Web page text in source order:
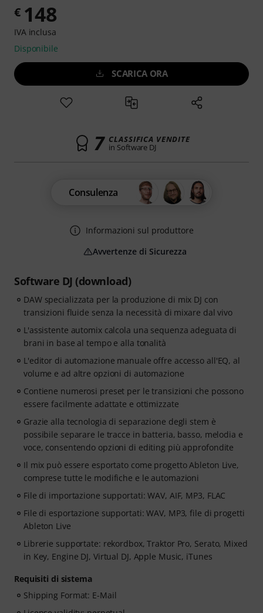
Software DJ (download)
DAW specializzata per la produzione di mix DJ con
transizioni fluide senza la necessità di mixare dal vivo
L'assistente automix calcola una sequenza adeguata di
brani in base al tempo e alla tonalità
L'editor di automazione manuale offre accesso all'EQ, al
volume e ad altre opzioni di automazione
Contiene numerosi preset per le transizioni che possono
essere facilmente adattate e ottimizzate
Grazie alla tecnologia di separazione degli stem è
possibile separare le tracce in batteria, basso, melodia e
voce, consentendo opzioni di editing più approfondite
Il mix può essere esportato come progetto Ableton Live,
comprese tutte le modifiche e le automazioni
File di importazione supportati: WAV, AIF, MP3, FLAC
File di esportazione supportati: WAV, MP3, file di progetti
Ableton Live
Librerie supportate: rekordbox, Traktor Pro, Serato, Mixed
in Key, Engine DJ, Virtual DJ, Apple Music, iTunes
Requisiti di sistema
Shipping Format: E-Mail
€ 148
IVA inclusa
Disponibile
SCARICA ORA
7 CLASSIFICA VENDITE
in Software DJ
Consulenza
Informazioni sul produttore
Avvertenze di Sicurezza